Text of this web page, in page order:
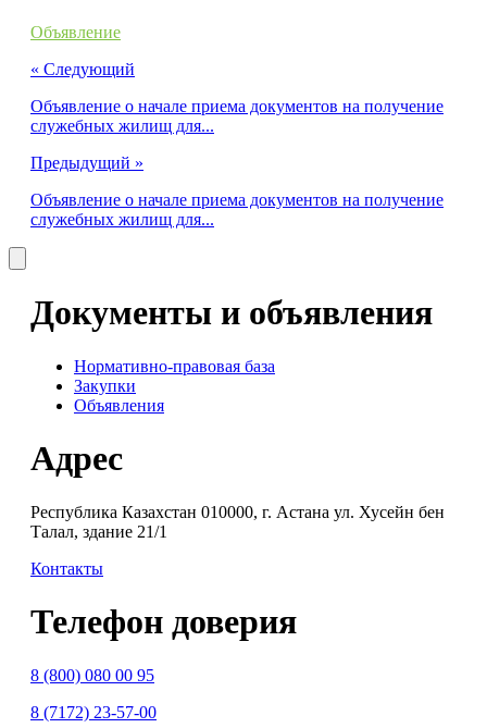
Объявление
« Cледующий
Объявление о начале приема документов на получение
служебных жилищ для...
Предыдущий »
Объявление о начале приема документов на получение
служебных жилищ для...
Документы и объявления
Нормативно-правовая база
Закупки
Объявления
Адрес
Республика Казахстан 010000, г. Астана ул. Хусейн бен
Талал, здание 21/1
Контакты
Телефон доверия
8 (800) 080 00 95
8 (7172) 23-57-00